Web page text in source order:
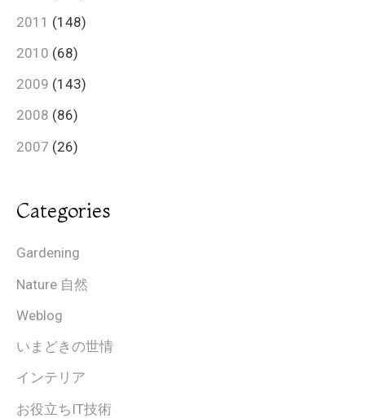
2011 (148)
2010 (68)
2009 (143)
2008 (86)
2007 (26)
Categories
Gardening
Nature 自然
Weblog
いまどきの世情
インテリア
お役立ちIT技術